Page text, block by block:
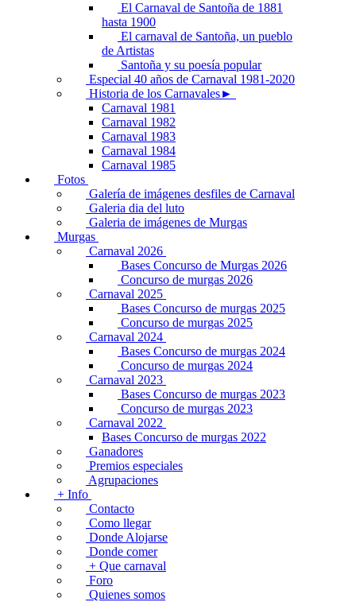
El Carnaval de Santoña de 1881
hasta 1900
El carnaval de Santoña, un pueblo
de Artistas
Santoña y su poesía popular
Especial 40 años de Carnaval 1981-2020
Historia de los Carnavales►
Carnaval 1981
Carnaval 1982
Carnaval 1983
Carnaval 1984
Carnaval 1985
Fotos
Galería de imágenes desfiles de Carnaval
Galeria dia del luto
Galeria de imágenes de Murgas
Murgas
Carnaval 2026
Bases Concurso de Murgas 2026
Concurso de murgas 2026
Carnaval 2025
Bases Concurso de murgas 2025
Concurso de murgas 2025
Carnaval 2024
Bases Concurso de murgas 2024
Concurso de murgas 2024
Carnaval 2023
Bases Concurso de murgas 2023
Concurso de murgas 2023
Carnaval 2022
Bases Concurso de murgas 2022
Ganadores
Premios especiales
Agrupaciones
+ Info
Contacto
Como llegar
Donde Alojarse
Donde comer
+ Que carnaval
Foro
Quienes somos